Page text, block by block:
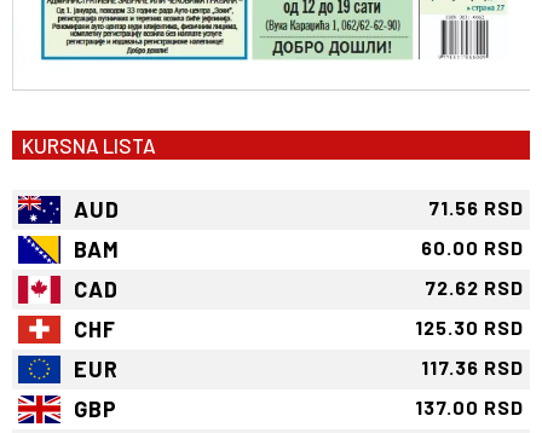
KURSNA LISTA
AUD 71.56 RSD
BAM 60.00 RSD
CAD 72.62 RSD
CHF 125.30 RSD
EUR 117.36 RSD
GBP 137.00 RSD